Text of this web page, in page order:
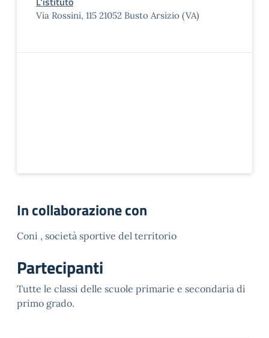
Via Rossini, 115 21052 Busto Arsizio (VA)
In collaborazione con
Coni , società sportive del territorio
Partecipanti
Tutte le classi delle scuole primarie e secondaria di
primo grado.